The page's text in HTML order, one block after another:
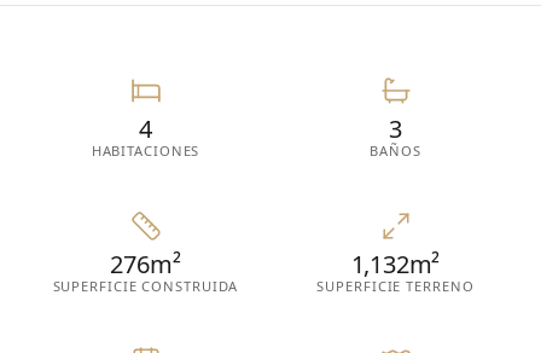
4
HABITACIONES
3
BAÑOS
276m²
SUPERFICIE CONSTRUIDA
1,132m²
SUPERFICIE TERRENO